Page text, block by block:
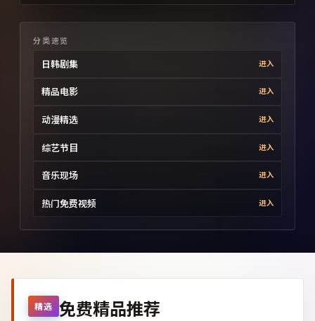
分类速览
日韩剧集 进入
精品电影 进入
动漫精选 进入
综艺节目 进入
音乐现场 进入
热门免费视频 进入
精选 免费精品推荐